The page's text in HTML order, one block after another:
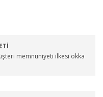
memnuniyeti ilkesi okka